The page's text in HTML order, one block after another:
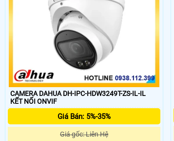
CAMERA DAHUA DH-IPC-HDW3249T-ZS-IL-IL
KẾT NỐI ONVIF
Giá Bán: 5%-35%
Giá gốc: Liên Hệ